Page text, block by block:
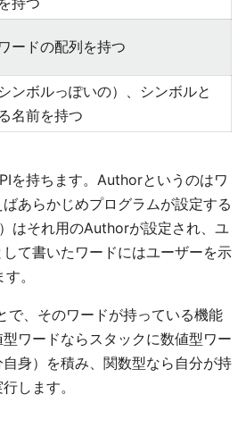
ードの配列を持つ
ンボルっぽいの）、シンボルと
名前を持つ
を持ちます。Authorというのはワ
あらかじめプログラムが設定する
はそれ用のAuthorが設定され、ユ
て書いたワードにはユーザーを示
。
で、そのワードが持っている機能
ワードならスタックに数値型ワー
自身）を積み、関数型なら自分が持
します。